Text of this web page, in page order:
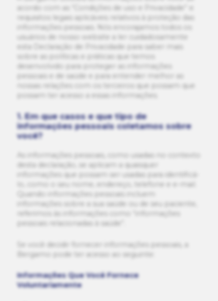
acordo com as “Condições de uso e Privacidade” e
requisitos legais aplicáveis relativos à proteção das
informações pessoais. Nós encorajamos todos os
usuários de nosso website a ler cuidadosamente
esta Declaração de Privacidade para saber mais
sobre as políticas e práticas que temos
desenvolvido para proteger as informações
pessoais e de saúde e para entender melhor as
nossas relações com os terceiros que possam que
possam ter acesso a essas informações.
1. Em que casos e que tipo de
informações pessoais coletamos sobre
você?
As informações pessoais, como usadas no contexto
desta declaração, se aplicam a quaisquer
informações que possam ser usadas para identificá-
lo, como o seu nome, endereço, telefone e e-mail.
Quando informações pessoais incluem
informações sobre a sua saúde ou de seu paciente,
referimos às informações como “informações
pessoais relacionadas à saúde”.
Se você decidir fornecer informações pessoais, a
Bergamo pode ter acesso ao seguinte:
Informações Que Você Fornece
Voluntariamente